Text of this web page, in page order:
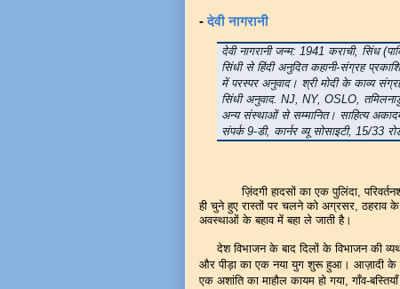
-देवी नागरानी
देवी नागरानी जन्म: 1941 कराची, सिंध
सिंधी से हिंदी अनुदित कहानी-संग्रह
में परस्पर अनुवाद। श्री मोदी के काव्य
सिंधी अनुवाद. NJ, NY, OSLO,
अन्य संस्थाओं से सम्मानित। साहित्य
संपर्क 9-डी, कार्नर व्यू सोसाइटी, 15/33
ज़िंदगी हादसों का एक पुलिंदा,
ही चुने हुए रास्तों पर चलने को अग्रसर, ठहराव
अवस्थाओं के बहाव में बहा ले जाती है।
देश विभाजन के बाद दिलों के विभाजन की
और पीड़ा का एक नया युग शुरू हुआ। आज़ादी के
एक अशांति का माहौल कायम हो गया, गाँव-